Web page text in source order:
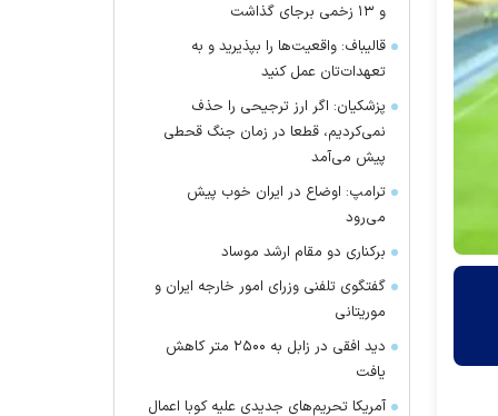
و ۱۳ زخمی برجای گذاشت
قالیباف: واقعیت‌ها را بپذیرید و به
تعهدات‌تان عمل کنید
پزشکیان: اگر ارز ترجیحی را حذف
نمی‌کردیم، قطعا در زمان جنگ قحطی
پیش می‌آمد
ترامپ: اوضاع در ایران خوب پیش
می‌رود
برکناری دو مقام ارشد موساد
گفتگوی تلفنی وزرای امور خارجه ایران و
موریتانی
دید افقی در زابل به ۲۵۰۰ متر کاهش
یافت
آمریکا تحریم‌های جدیدی علیه کوبا اعمال